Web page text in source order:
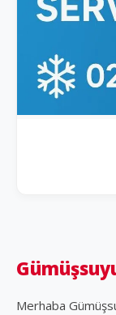
Merhaba